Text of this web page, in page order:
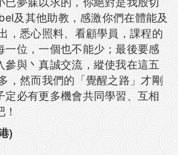
及其他助教，感激你們在體能及
，悉心照料、看顧學員，課程的
一位，一個也不能少；最後要感
參與丶真誠交流，縱使我在這五
，然而我們的「覺醒之路」才剛
定必有更多機會共同學習、互相
)